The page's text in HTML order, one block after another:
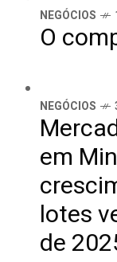
NEGÓCIOS
O
NEGÓCIOS
em
lotes
de